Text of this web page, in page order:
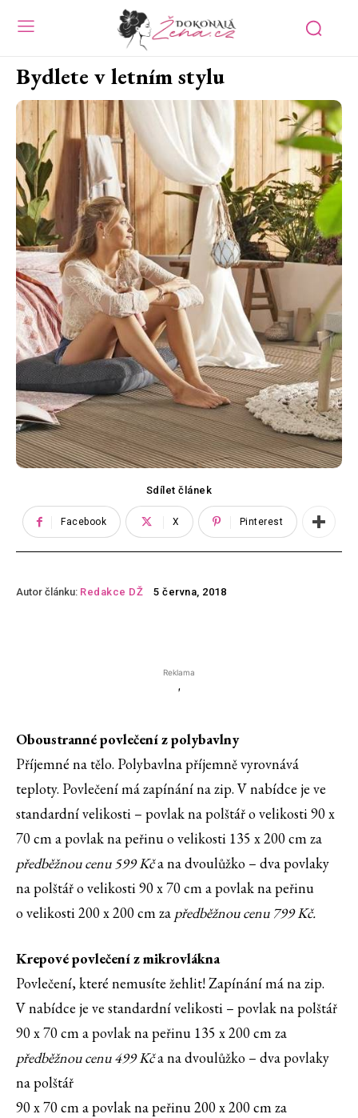
Bydlete v letním stylu
Sdílet článek
Facebook X Pinterest
Autor článku: Redakce DŽ 5 června, 2018
Reklama
'
Oboustranné povlečení zpolybavlny
Příjemné na tělo. Polybavlna příjemně vyrovnává
teploty. Povlečení má zapínání na zip. V nabídce je ve
standardní velikosti – povlak na polštář o velikosti 90 x
70 cm a povlak na peřinu o velikosti 135 x 200 cm za
předběžnou cenu 599 Kča na dvoulůžko – dva povlaky
na polštář o velikosti 90 x 70 cm a povlak na peřinu
o velikosti 200 x 200 cm za předběžnou cenu 799 Kč.
Krepové povlečení zmikrovlákna
Povlečení, které nemusíte žehlit! Zapínání má na zip.
V nabídce je ve standardní velikosti – povlak na polštář
90 x 70 cm a povlak na peřinu 135 x 200 cm za
předběžnou cenu 499 Kča na dvoulůžko – dva povlaky
na polštář
90 x 70 cm a povlak na peřinu 200 x 200 cm za